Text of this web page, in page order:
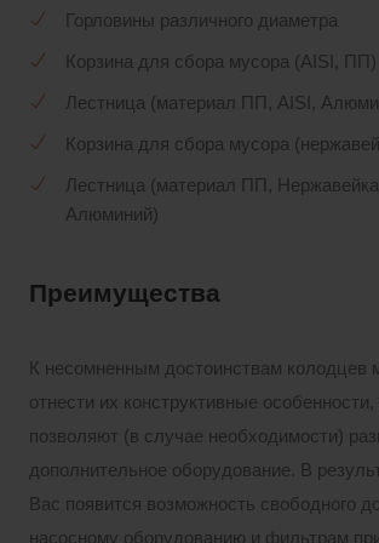
Горловины различного диаметра
Корзина для сбора мусора (AISI, ПП)
Лестница (материал ПП, AISI,
Корзина для сбора мусора
Лестница (материал ПП,
Алюминий)
Преимущества
К несомненным достоинствам колодцев
отнести их конструктивные
позволяют (в случае необходимости)
дополнительное оборудование. В
Вас появится возможность свободного
насосному оборудованию и фильтрам